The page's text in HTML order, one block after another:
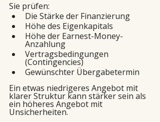
Sie prüfen:
Die Stärke der Finanzierung
Höhe des Eigenkapitals
Höhe der Earnest-Money-
Anzahlung
Vertragsbedingungen
(Contingencies)
Gewünschter Übergabetermin
Ein etwas niedrigeres Angebot mit
klarer Struktur kann stärker sein als
ein höheres Angebot mit
Unsicherheiten.